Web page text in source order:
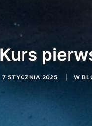
Kurs
7 STYCZNIA 2025 W